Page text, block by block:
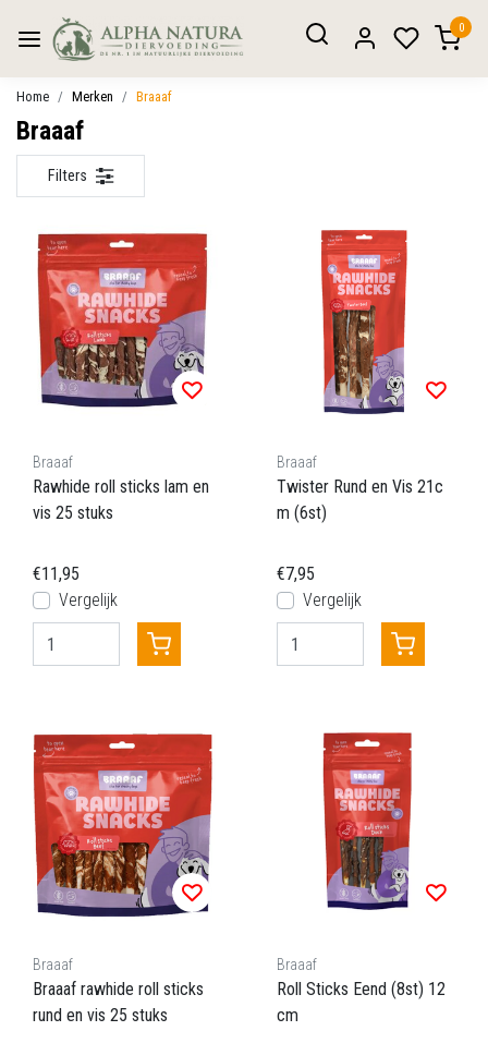
0
Home Merken Braaaf
Braaaf
Filters
Braaaf
Rawhide roll sticks lam en
vis 25 stuks
€11,95
Vergelijk
Braaaf
Twister Rund en Vis 21c
m (6st)
€7,95
Vergelijk
Braaaf
Braaaf rawhide roll sticks
rund en vis 25 stuks
Braaaf
Roll Sticks Eend (8st) 12
cm